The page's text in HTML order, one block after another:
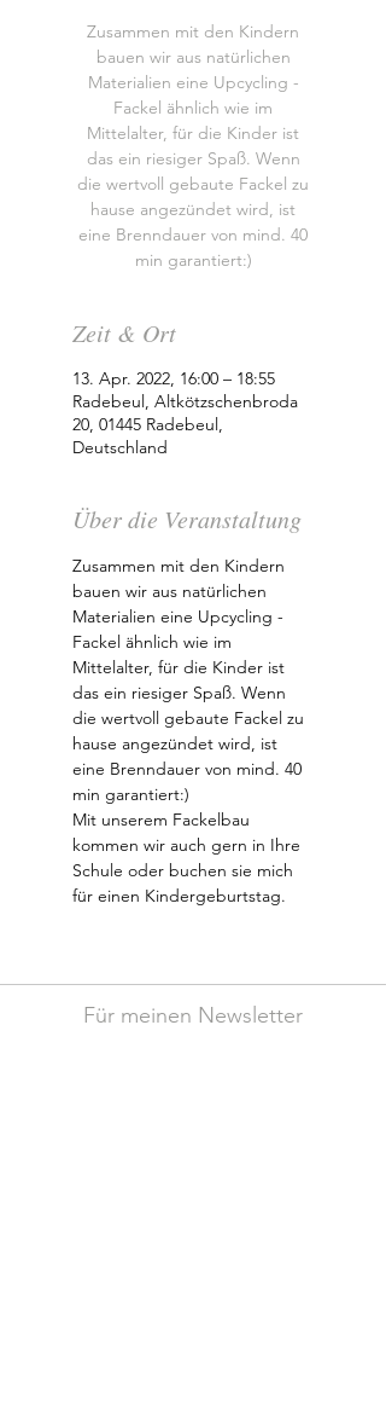
Zusammen mit den Kindern
bauen wir aus natürlichen
Materialien eine Upcycling -
Fackel ähnlich wie im
Mittelalter, für die Kinder ist
das ein riesiger Spaß. Wenn
die wertvoll gebaute Fackel zu
hause angezündet wird, ist
eine Brenndauer von mind. 40
min garantiert:)
Zeit & Ort
13. Apr. 2022, 16:00 – 18:55
Radebeul, Altkötzschenbroda
20, 01445 Radebeul,
Deutschland
Über die Veranstaltung
Zusammen mit den Kindern
bauen wir aus natürlichen
Materialien eine Upcycling -
Fackel ähnlich wie im
Mittelalter, für die Kinder ist
das ein riesiger Spaß. Wenn
die wertvoll gebaute Fackel zu
hause angezündet wird, ist
eine Brenndauer von mind. 40
min garantiert:)
Mit unserem Fackelbau
kommen wir auch gern in Ihre
Schule oder buchen sie mich
für einen Kindergeburtstag.
Für meinen Newsletter